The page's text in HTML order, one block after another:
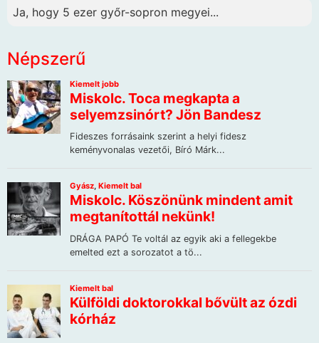
Ja, hogy 5 ezer győr-sopron megyei...
Népszerű